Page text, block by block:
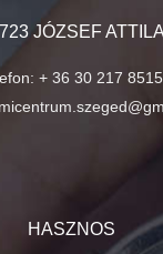
JÓZSEF
+ 36 30 217 8515
HASZNOS